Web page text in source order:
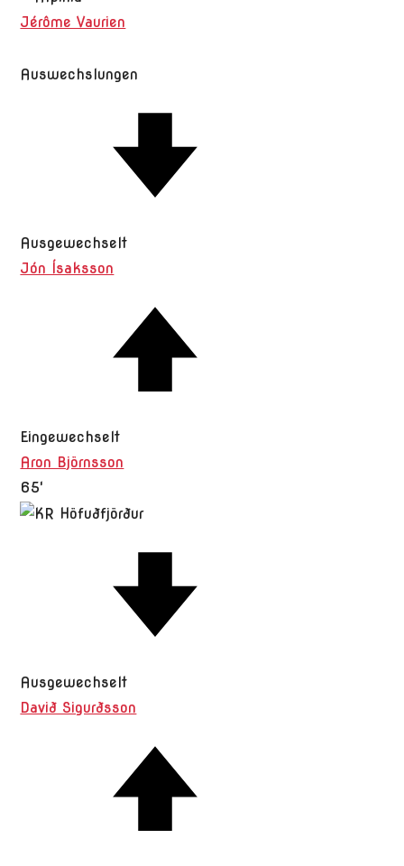
Jérôme Vaurien
Auswechslungen
Ausgewechselt
Jón Ísaksson
Eingewechselt
Aron Björnsson
65'
Ausgewechselt
Davið Sigurðsson